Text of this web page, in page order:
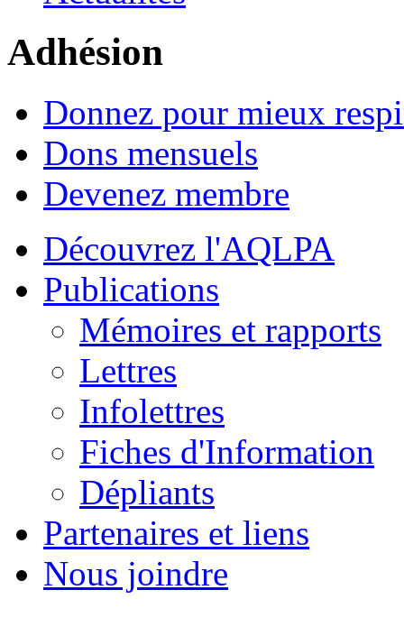
Adhésion
Donnez pour mieux
Dons mensuels
Devenez membre
Découvrez l'AQLPA
Publications
Mémoires et rapports
Lettres
Infolettres
Fiches d'Information
Dépliants
Partenaires et liens
Nous joindre